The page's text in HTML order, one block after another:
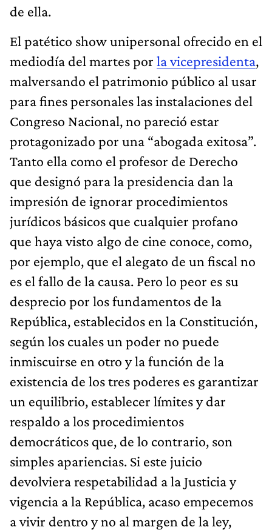
de ella.
El patético show unipersonal ofrecido en el
mediodía del martes por la vicepresidenta,
malversando el patrimonio público al usar
para fines personales las instalaciones del
Congreso Nacional, no pareció estar
protagonizado por una “abogada exitosa”.
Tanto ella como el profesor de Derecho
que designó para la presidencia dan la
impresión de ignorar procedimientos
jurídicos básicos que cualquier profano
que haya visto algo de cine conoce, como,
por ejemplo, que el alegato de un fiscal no
es el fallo de la causa. Pero lo peor es su
desprecio por los fundamentos de la
República, establecidos en la Constitución,
según los cuales un poder no puede
inmiscuirse en otro y la función de la
existencia de los tres poderes es garantizar
un equilibrio, establecer límites y dar
respaldo a los procedimientos
democráticos que, de lo contrario, son
simples apariencias. Si este juicio
devolviera respetabilidad a la Justicia y
vigencia a la República, acaso empecemos
a vivir dentro y no al margen de la ley,